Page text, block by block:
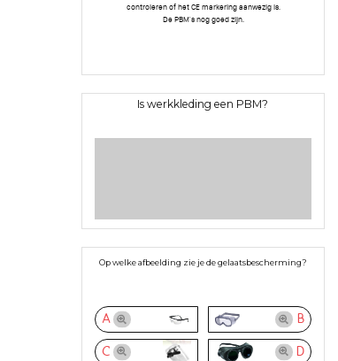
controleren of het CE markering aanwezig is.
De PBM's nog goed zijn.
Is werkkleding een PBM?
Op welke afbeelding zie je de gelaatsbescherming?
A B
C D